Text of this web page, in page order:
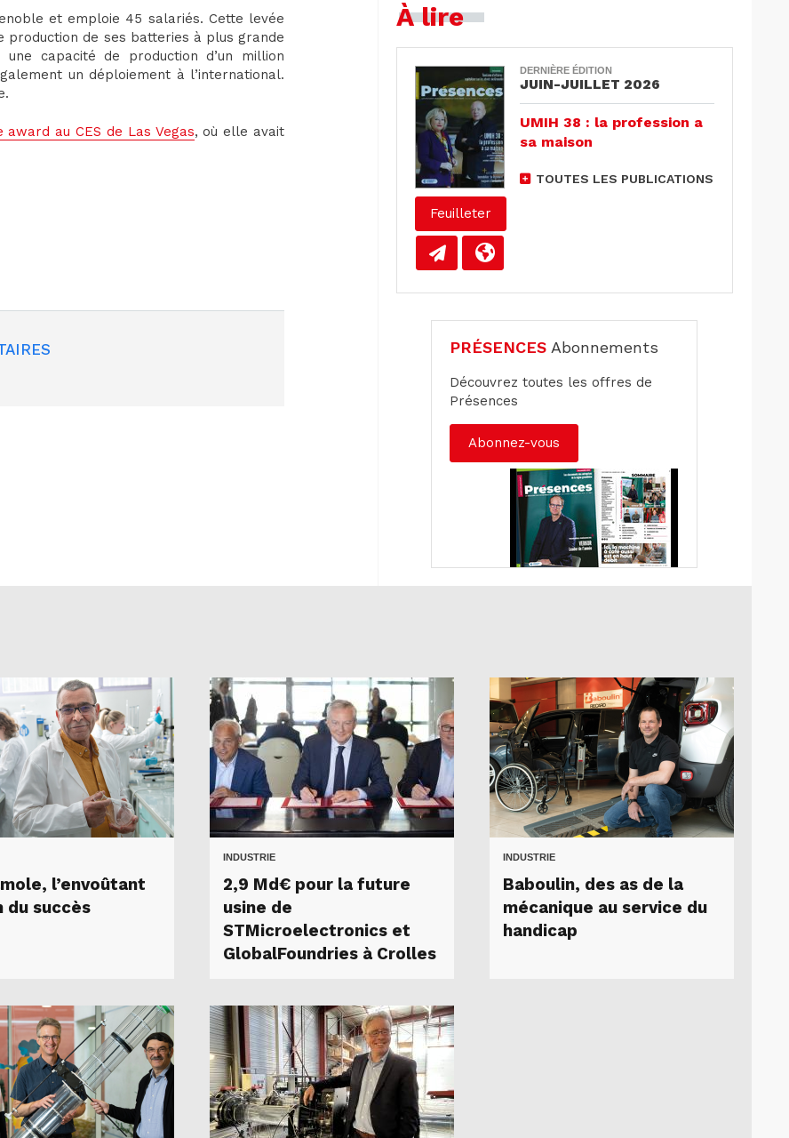
et emploie 45 salariés. Cette levée
production de ses batteries à plus grande
capacité de production d’un million
un déploiement à l’international.
award au CES de Las Vegas, où elle avait
À lire
Feuilleter
DERNIÈRE ÉDITION
JUIN-JUILLET 2026
UMIH 38 : la profession a
sa maison
TOUTES LES PUBLICATIONS
PRÉSENCES Abonnements
Découvrez toutes les offres de
Présences
Abonnez-vous
l’envoûtant
du succès
INDUSTRIE
2,9 Md€ pour la future
usine de
STMicroelectronics et
GlobalFoundries à Crolles
INDUSTRIE
Baboulin, des as de la
mécanique au service du
handicap